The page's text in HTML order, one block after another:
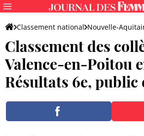
Classement national Nouvelle-
Valence-en-Poitou
Classement des
Valence-en-Poitou
Résultats 6e, public